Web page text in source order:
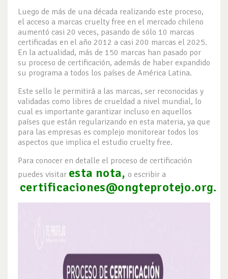
Luego de más de una década realizando este proceso,
el acceso a marcas cruelty free en el mercado chileno
aumentó casi 20 veces, pasando de sólo 10 marcas
certificadas en el año 2012 a casi 200 marcas el 2025.
En la actualidad, más de 150 marcas han pasado por
su proceso de certificación, además de haber expandido
su programa a todos los países de América Latina.
Este sello le permitirá a las marcas, ser reconocidas y
validadas como libres de crueldad a nivel mundial, lo
cual es importante garantizar incluso en aquellos
países que están regularizando en esta materia, ya que
para las empresas es complejo monitorear todos los
aspectos que implica el estudio cruelty free.
Para conocer en detalle el proceso de certificación
puedes visitar esta nota, o escribir a
certificaciones@ongteprotejo.org.